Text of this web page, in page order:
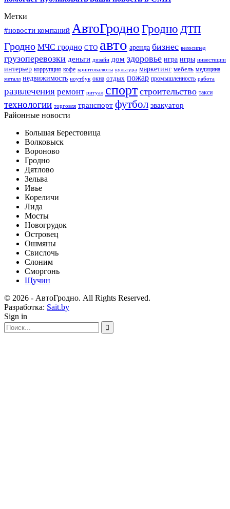
Метки
#новости компаний АвтоГродноГродно ДТП
Гродно МЧС гродно СТО авто аренда бизнес велосипед
грузоперевозки деньги дизайн дом здоровье игра игры инвестиции
интерьер коррупция кофе криптовалюты культура маркетинг мебель медицина
металл недвижимость ноутбук окна отдых пожар промышленность работа
развлечения ремонт ритуал спорт строительство такси
технологии торговля транспорт футбол эвакуатор
Районные новости
Большая Берестовица
Волковыск
Вороново
Гродно
Дятлово
Зельва
Ивье
Кореличи
Лида
Мосты
Новогрудок
Островец
Ошмяны
Свислочь
Слоним
Сморгонь
Щучин
© 2026 - АвтоГродно. All Rights Reserved.
Разработка: Sait.by
Sign in